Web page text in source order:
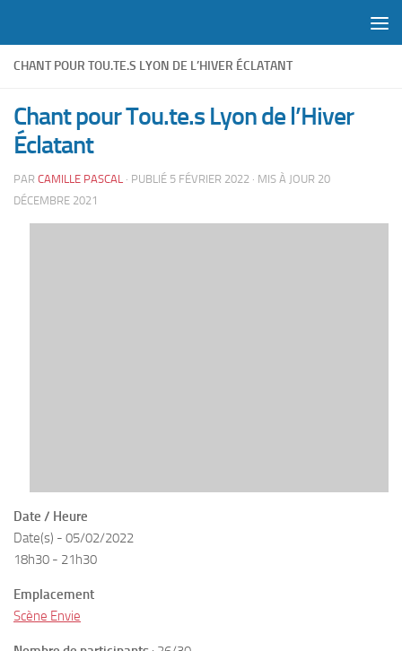
CHANT POUR TOU.TE.S LYON DE L’HIVER ÉCLATANT
Chant pour Tou.te.s Lyon de l’Hiver
Éclatant
PAR CAMILLE PASCAL · PUBLIÉ 5 FÉVRIER 2022 · MIS À JOUR 20
DÉCEMBRE 2021
Date / Heure
Date(s) - 05/02/2022
18h30 - 21h30
Emplacement
Scène Envie